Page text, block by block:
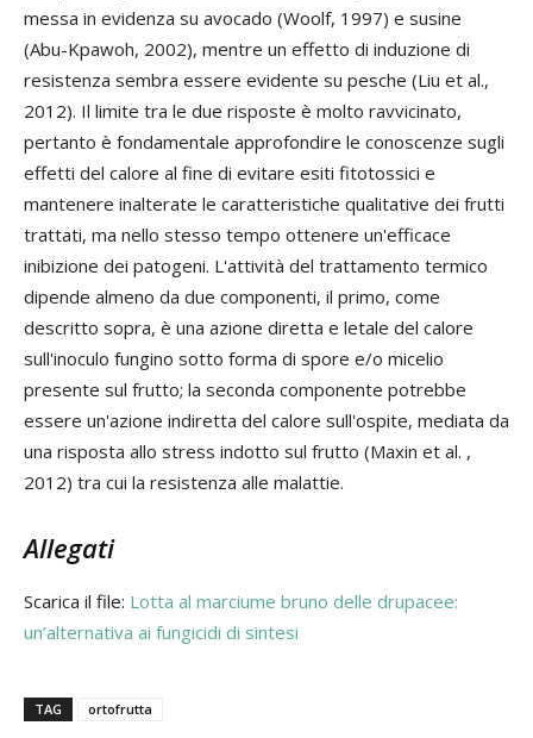
messa in evidenza su avocado (Woolf, 1997) e susine
(Abu-Kpawoh, 2002), mentre un effetto di induzione di
resistenza sembra essere evidente su pesche (Liu et al.,
2012). Il limite tra le due risposte è molto ravvicinato,
pertanto è fondamentale approfondire le conoscenze sugli
effetti del calore al fine di evitare esiti fitotossici e
mantenere inalterate le caratteristiche qualitative dei frutti
trattati, ma nello stesso tempo ottenere un'efficace
inibizione dei patogeni. L'attività del trattamento termico
dipende almeno da due componenti, il primo, come
descritto sopra, è una azione diretta e letale del calore
sull'inoculo fungino sotto forma di spore e/o micelio
presente sul frutto; la seconda componente potrebbe
essere un'azione indiretta del calore sull'ospite, mediata da
una risposta allo stress indotto sul frutto (Maxin et al. ,
2012) tra cui la resistenza alle malattie.
Allegati
Scarica il file: Lotta al marciume bruno delle drupacee:
un’alternativa ai fungicidi di sintesi
TAG ortofrutta